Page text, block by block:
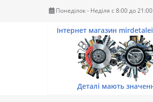
Понеділок - Неділя c 8:00 до 21:00